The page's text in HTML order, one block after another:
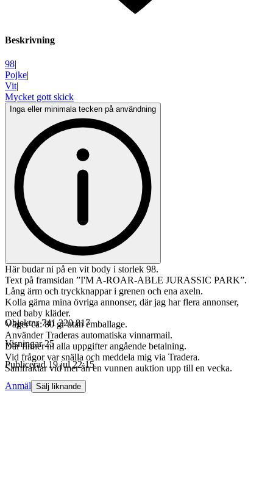
Beskrivning
98|
Pojke|
Vit|
Mycket gott skick
Inga eller minimala tecken på användning
Här budar ni på en vit body i storlek 98.
Text på framsidan ”I'M A-ROAR-ABLE JURASSIC PARK”.
Lång ärm och tryckknappar i grenen och ena axeln.
Kolla gärna mina övriga annonser, där jag har flera annonser,
med baby kläder.
Väger ca: 80 gr utan emballage.
Använder Traderas automatiska vinnarmail.
Där finner ni alla uppgifter angående betalning.
Vid frågor var snälla och meddela mig via Tradera.
Samfraktar vid mer än en vunnen auktion upp till en vecka.
Objektnr 741 220 817
Visningar 25
Publicerad 19 jul 22:15
Anmäl Sälj liknande